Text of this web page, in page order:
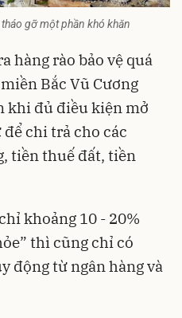
gỡ một phần khó khăn
hàng rào bảo vệ quá
Bắc Vũ Cương
khi đủ điều kiện mở
chi trả cho các
tiền thuế đất, tiền
khoảng 10 - 20%
thì cũng chỉ có
động từ ngân hàng và